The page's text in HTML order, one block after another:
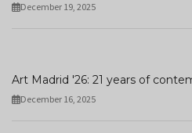
December 19, 2025
Art Madrid '26: 21 years of
December 16, 2025